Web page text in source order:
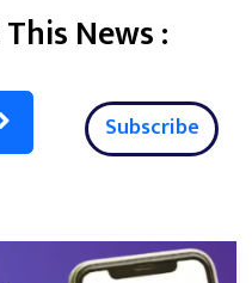
News :
Subscribe